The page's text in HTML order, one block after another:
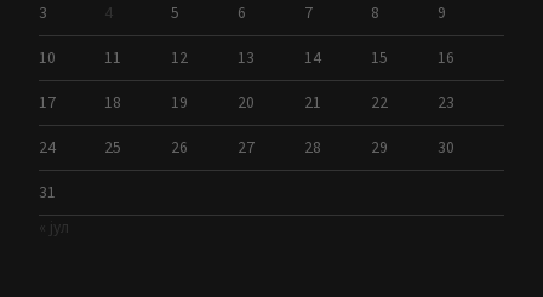
3 4 5 6 7 8 9
10 11 12 13 14 15 16
17 18 19 20 21 22 23
24 25 26 27 28 29 30
31
« јул